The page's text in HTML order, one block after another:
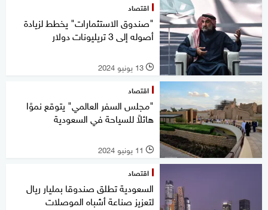
اقتصاد
"صندوق الاستثمارات" يخطط لزيادة
أصوله إلى 3 تريليونات دولار
l 13 يونيو 2024
اقتصاد
"مجلس السفر العالمي" يتوقع نموًا
هائلاً للسياحة في السعودية
l 11 يونيو 2024
اقتصاد
السعودية تطلق صندوقا بمليار ريال
لتعزيز صناعة أشباه الموصلات